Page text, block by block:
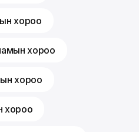
хороо
хороо
хороо
хороо